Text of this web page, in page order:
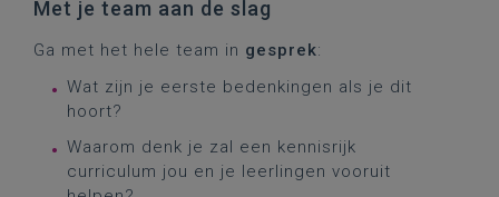
Met je team aan de slag
Ga met het hele team in gesprek:
Wat zijn je eerste bedenkingen als je dit
hoort?
Waarom denk je zal een kennisrijk
curriculum jou en je leerlingen vooruit